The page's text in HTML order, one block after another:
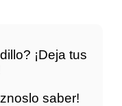
¡Deja tus
saber!